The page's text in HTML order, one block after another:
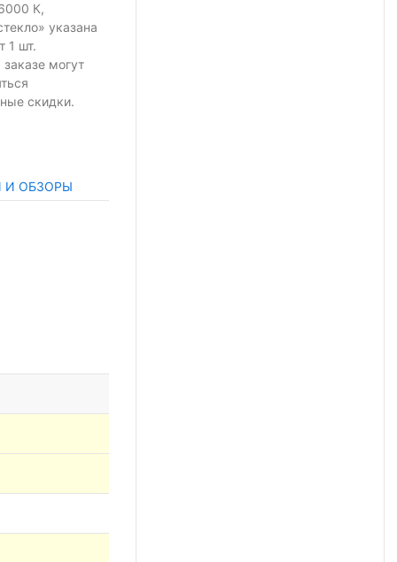
К,
указана
1 шт.
могут
скидки.
И ОБЗОРЫ